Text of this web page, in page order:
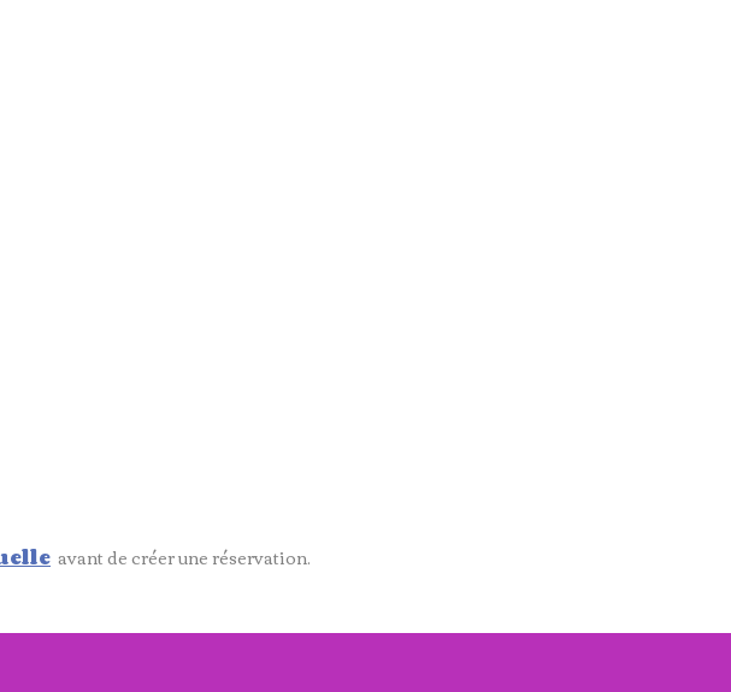
avant de créer une réservation.